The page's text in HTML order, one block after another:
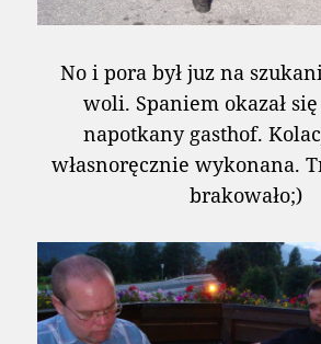
No i pora był juz na
woli. Spaniem okazał
napotkany gasthof.
własnoręcznie wykonana.
brakowało;)